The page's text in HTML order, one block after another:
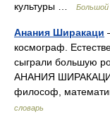
культуры …
Большой
Анания Ширакаци
космограф.
сыграли большую
АНАНИЯ
философ,
словарь